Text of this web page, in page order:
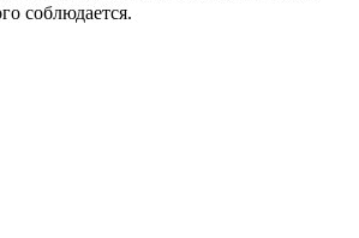
соблюдается.